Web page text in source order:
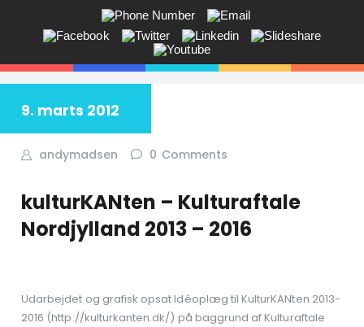
ANDY V.S. MADSEN:
KOMMUNIKATION, COACHING,
EVENTS, NETVÆRK,
Får du ikke sagt tingene på den rigtige måde? Savner du flere kunder
i butikken? Jeg hjælper dig!
9. marts 2012
andymadsen 0 Comments
kulturKANten – Kulturaftale
Nordjylland 2013 – 2016
Udarbejdet og grafisk opsat Idéoplæg til KulturKANten 2013-
2016 (http://kulturkanten.dk/) på baggrund af Kulturaftale